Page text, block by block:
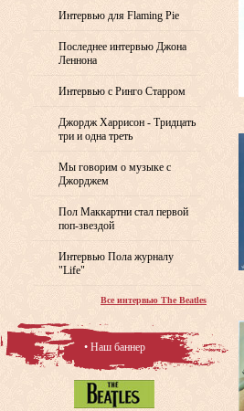
Интервью для Flaming Pie
Последнее интервью Джона
Леннона
Интервью с Ринго Старром
Джордж Харрисон - Тридцать
три и одна треть
Мы говорим о музыке с
Джорджем
Пол Маккартни стал первой
поп-звездой
Интервью Пола журналу
"Life"
Все интервью The Beatles
• Наш баннер